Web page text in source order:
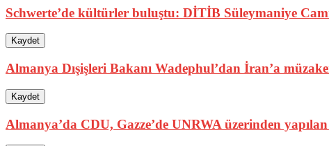
Schwerte’de kültürler buluştu: DİTİB Süleymaniye
Kaydet
Almanya Dışişleri Bakanı Wadephul’dan İran’a
Kaydet
Almanya’da CDU, Gazze’de UNRWA üzerinden